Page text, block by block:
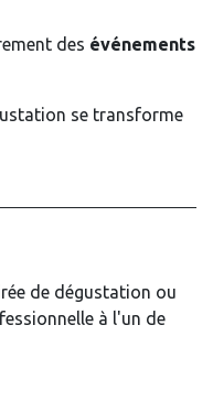
des événements
se transforme
de dégustation ou
à l'un de